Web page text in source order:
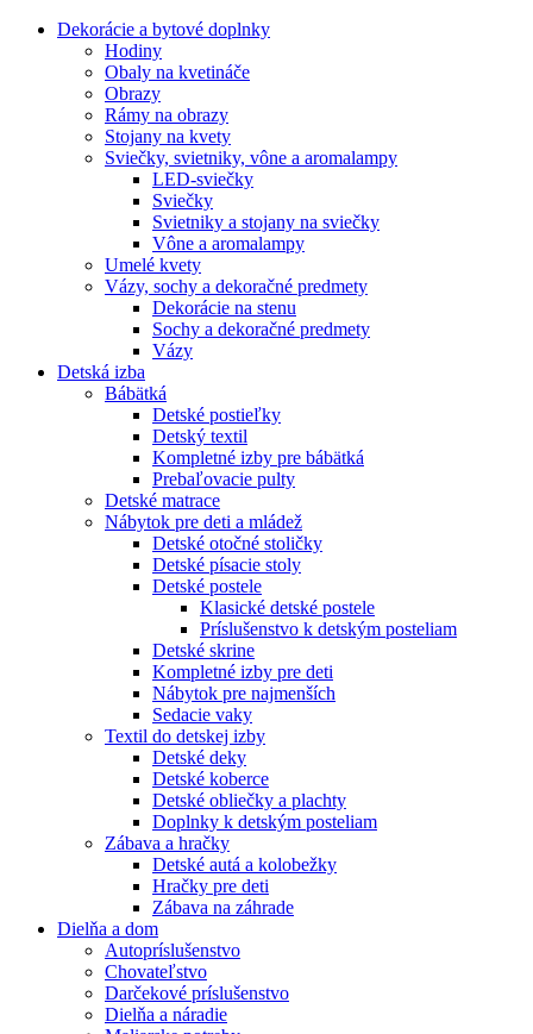
Dekorácie a bytové doplnky
Hodiny
Obaly na kvetináče
Obrazy
Rámy na obrazy
Stojany na kvety
Sviečky, svietniky, vône a aromalampy
LED-sviečky
Sviečky
Svietniky a stojany na sviečky
Vône a aromalampy
Umelé kvety
Vázy, sochy a dekoračné predmety
Dekorácie na stenu
Sochy a dekoračné predmety
Vázy
Detská izba
Bábätká
Detské postieľky
Detský textil
Kompletné izby pre bábätká
Prebaľovacie pulty
Detské matrace
Nábytok pre deti a mládež
Detské otočné stoličky
Detské písacie stoly
Detské postele
Klasické detské postele
Príslušenstvo k detským posteliam
Detské skrine
Kompletné izby pre deti
Nábytok pre najmenších
Sedacie vaky
Textil do detskej izby
Detské deky
Detské koberce
Detské obliečky a plachty
Doplnky k detským posteliam
Zábava a hračky
Detské autá a kolobežky
Hračky pre deti
Zábava na záhrade
Dielňa a dom
Autopríslušenstvo
Chovateľstvo
Darčekové príslušenstvo
Dielňa a náradie